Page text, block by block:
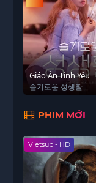
Giáo Án Tình Yêu
슬기로운 성생활
PHIM MỚI
Vietsub - HD